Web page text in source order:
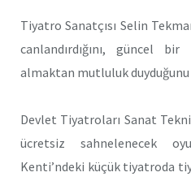
Tiyatro Sanatçısı Selin
canlandırdığını, güncel
almaktan mutluluk duyduğunu
Devlet Tiyatroları Sanat
ücretsiz sahnelenecek
Kenti’ndeki küçük tiyatroda